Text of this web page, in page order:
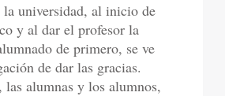
universidad, al inicio de
y al dar el profesor la
de primero, se ve
de dar las gracias.
las alumnas y los alumnos,